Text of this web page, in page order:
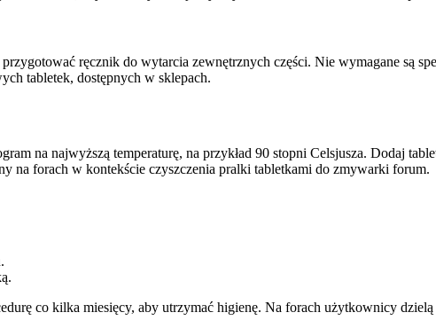
ręcznik do wytarcia zewnętrznych części. Nie wymagane są
tabletek, dostępnych w sklepach.
na najwyższą temperaturę, na przykład 90 stopni Celsjusza. Dodaj
na forach w kontekście czyszczenia pralki tabletkami do zmywarki forum.
co kilka miesięcy, aby utrzymać higienę. Na forach użytkownicy